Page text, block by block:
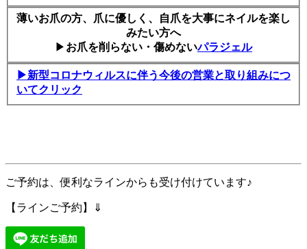
薄いお爪の方、爪に優しく、自爪を大事にネイルを楽し
みたい方へ
▶ お爪を削らない・傷めないパラジェル
▶新型コロナウィルスに伴う今後の営業と取り組みにつ
いてクリック
ご予約は、便利なラインからも受け付けています♪
【ラインご予約】⇓